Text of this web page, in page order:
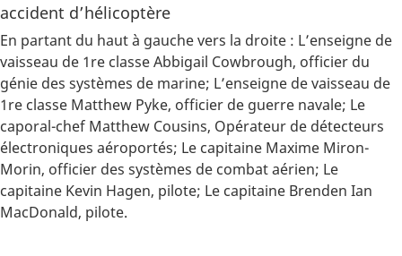
En partant du haut à gauche vers la droite : L’enseigne de
vaisseau de 1re classe Abbigail Cowbrough, officier du
génie des systèmes de marine; L’enseigne de vaisseau de
1re classe Matthew Pyke, officier de guerre navale; Le
caporal-chef Matthew Cousins, Opérateur de détecteurs
électroniques aéroportés; Le capitaine Maxime Miron-
Morin, officier des systèmes de combat aérien; Le
capitaine Kevin Hagen, pilote; Le capitaine Brenden Ian
MacDonald, pilote.